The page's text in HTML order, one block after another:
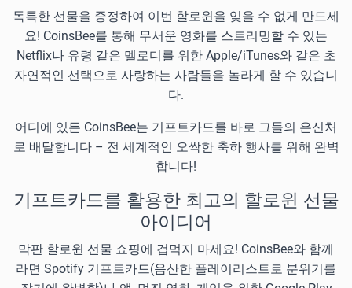
독특한 선물을 증정하여 이번 할로윈을 잊을 수 없게 만드세
요! CoinsBee를 통해 무서운 영화를 스트리밍할 수 있는
Netflix나 유령 같은 멜로디를 위한 Apple/iTunes와 같은 초
자연적인 선택으로 사랑하는 사람들을 놀라게 할 수 있습니
다.
어디에 있든 CoinsBee는 기프트카드를 바로 그들의 은신처
로 배달합니다 – 전 세계적인 오싹한 축하 행사를 위해 완벽
합니다!
기프트카드를 활용한 최고의 할로윈 선물
아이디어
막판 할로윈 선물 쇼핑에 겁먹지 마세요! CoinsBee와 함께
라면 Spotify 기프트카드(음산한 플레이리스트로 분위기를